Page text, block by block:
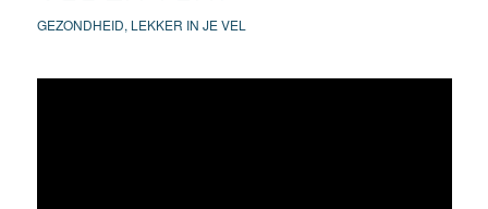
GEZONDHEID, LEKKER IN JE VEL